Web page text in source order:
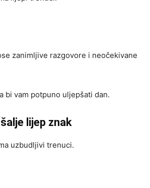
zanimljive razgovore i neočekivane
bi vam potpuno uljepšati dan.
lijep znak
uzbudljivi trenuci.